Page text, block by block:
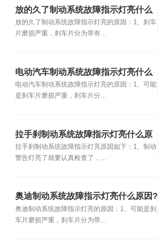
放的久了制动系统故障指示灯亮什么
原因?
放的久了制动系统故障指示灯亮的原因：1、刹车
片磨损严重，刹车片分为带有...
电动汽车制动系统故障指示灯亮什么
原因?
电动汽车制动系统故障指示灯亮的原因：1、可能
是刹车片磨损严重，刹车片分...
拉手刹制动系统故障指示灯亮什么原
因?
拉手刹制动系统故障指示灯亮原因如下：1、制动
警告灯亮了就要认真检查了，...
奥迪制动系统故障指示灯亮什么原因?
奥迪制动系统故障指示灯亮的原因：1、可能是刹
车片磨损严重，刹车片分为带...